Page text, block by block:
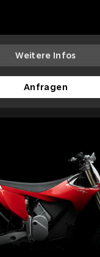
Weitere Infos
Anfragen